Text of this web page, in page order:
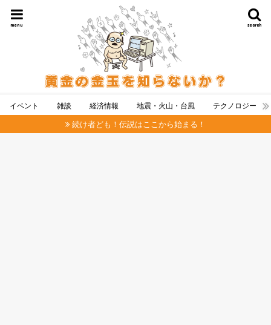
search
menu
イベント 雑談 経済情報 地震・火山・台風 テクノロジー
続け者ども！伝説はここから始まる！